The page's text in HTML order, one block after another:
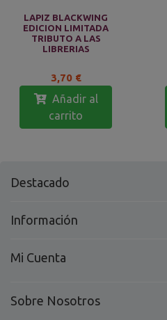
LAPIZ BLACKWING
EDICION LIMITADA
TRIBUTO A LAS
LIBRERIAS
3,70 €
Añadir al
carrito
Destacado
Información
Mi Cuenta
Sobre Nosotros